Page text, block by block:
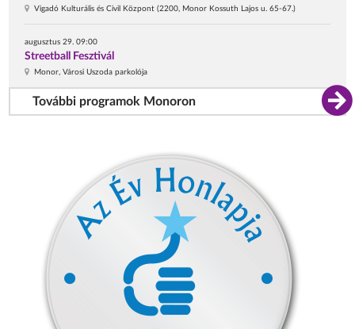
Vigadó Kulturális és Civil Központ (2200, Monor Kossuth Lajos u. 65-67.)
augusztus 29. 09:00
Streetball Fesztivál
Monor, Városi Uszoda parkolója
További programok Monoron